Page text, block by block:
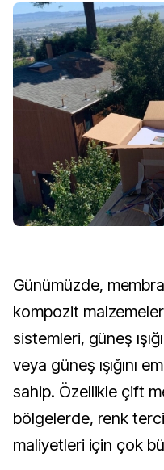
Günümüzde,
kompozit
sistemleri, güneş
veya güneş ışığını
sahip. Özellikle çift
bölgelerde, renk
maliyetleri için çok